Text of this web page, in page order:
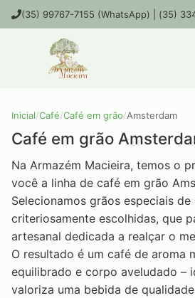
(35) 99767-7155 (WhatsApp) | (35)
Inicial/Café/Café em grão/Amsterdam
Café em grão
Na Armazém Macieira, temos o
você a linha de café em grão
Selecionamos grãos especiais de
criteriosamente escolhidas, que
artesanal dedicada a realçar o
O resultado é um café de aroma
equilibrado e corpo aveludado –
valoriza uma bebida de